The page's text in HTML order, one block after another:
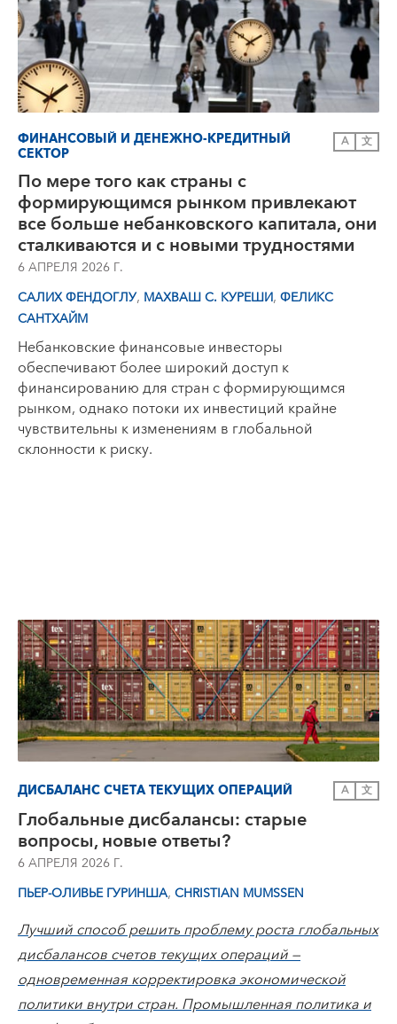
ФИНАНСОВЫЙ И ДЕНЕЖНО-КРЕДИТНЫЙ
СЕКТОР
A 文
По мере того как страны с
формирующимся рынком привлекают
все больше небанковского капитала, они
сталкиваются и с новыми трудностями
6 АПРЕЛЯ 2026 Г.
САЛИХ ФЕНДОГЛУ, МАХВАШ С. КУРЕШИ, ФЕЛИКС
САНТХАЙМ
Небанковские финансовые инвесторы
обеспечивают более широкий доступ к
финансированию для стран с формирующимся
рынком, однако потоки их инвестиций крайне
чувствительны к изменениям в глобальной
склонности к риску.
ДИСБАЛАНС СЧЕТА ТЕКУЩИХ ОПЕРАЦИЙ A 文
Глобальные дисбалансы: старые
вопросы, новые ответы?
6 АПРЕЛЯ 2026 Г.
ПЬЕР-ОЛИВЬЕ ГУРИНША, CHRISTIAN MUMSSEN
Лучший способ решить проблему роста глобальных
дисбалансов счетов текущих операций —
одновременная корректировка экономической
политики внутри стран. Промышленная политика и